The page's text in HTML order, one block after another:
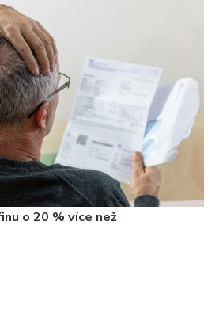
o 20 % více než